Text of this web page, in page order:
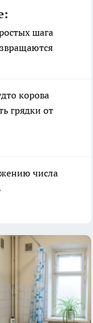
шага
корова
грядки от
числа